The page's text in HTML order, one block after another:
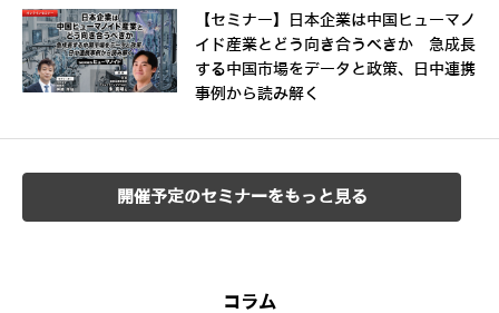
【セミナー】日本企業は中国ヒューマノ
イド産業とどう向き合うべきか 急成長
する中国市場をデータと政策、日中連携
事例から読み解く
開催予定のセミナーをもっと見る
コラム